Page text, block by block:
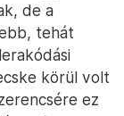
de a
tehát
körül volt
ez